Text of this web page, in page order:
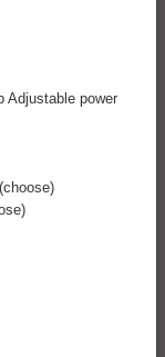
Adjustable power